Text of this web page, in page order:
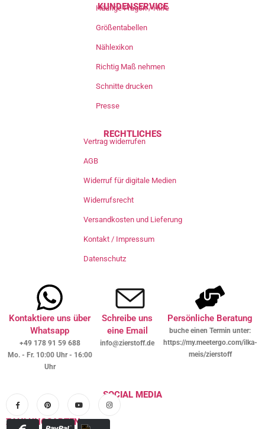
KUNDENSERVICE
Häufige Fragen / Hilfe
Größentabellen
Nählexikon
Richtig Maß nehmen
Schnitte drucken
Presse
RECHTLICHES
Vertrag widerrufen
AGB
Widerruf für digitale Medien
Widerrufsrecht
Versandkosten und Lieferung
Kontakt / Impressum
Datenschutz
Kontaktiere uns über
Whatsapp
+49 178 91 59 688
Mo. - Fr. 10:00 Uhr - 16:00
Uhr
Schreibe uns
eine Email
info@zierstoff.de
Persönliche Beratung
buche einen Termin unter:
https://my.meetergo.com/ilka-
meis/zierstoff
SOCIAL MEDIA
ZAHLUNGSARTEN